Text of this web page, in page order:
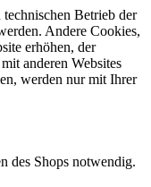
Betrieb der
Andere Cookies,
erhöhen, der
anderen Websites
werden nur mit Ihrer
des Shops notwendig.